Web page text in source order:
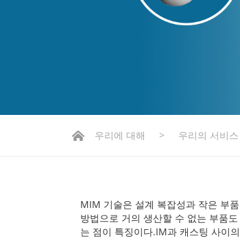
우리에 대해 > 우리의 서비스
MIM 기술은 설계 복잡성과 작은 부
방법으로 거의 생산할 수 없는 부품
는 점이 특징이다.IM과 캐스팅 사이